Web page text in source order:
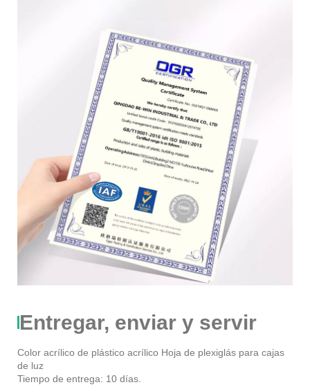
Entregar, enviar y servir
Color acrílico de plástico acrílico Hoja de plexiglás para cajas
de luz
Tiempo de entrega: 10 días.